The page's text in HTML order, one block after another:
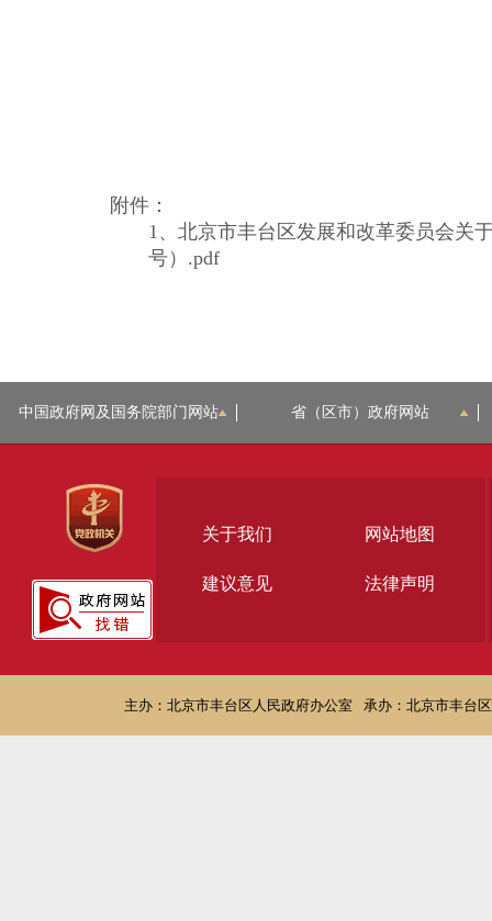
附件：
1、 北京市丰台区发展和改革委员会关
号）.pdf
中国政府网及国务院部门网站 省（区市）政府网站
关于我们 网站地图
建议意见 法律声明
主办：北京市丰台区人民政府办公室 承办：北京市丰台